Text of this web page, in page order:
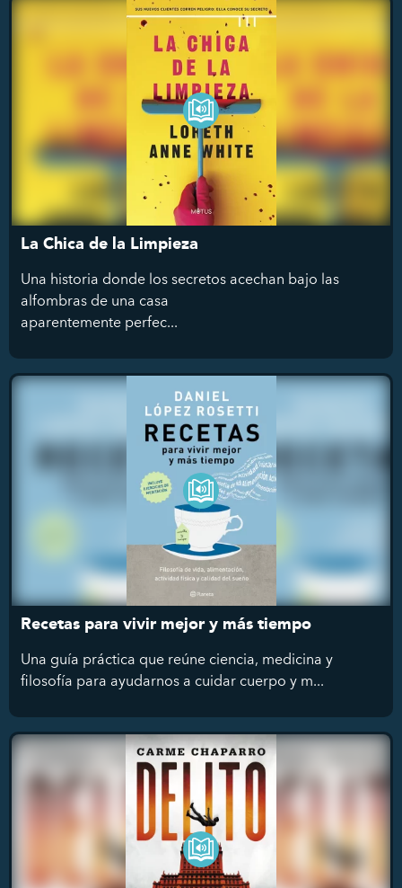
La Chica de la Limpieza
Una historia donde los secretos acechan bajo las
alfombras de una casa
aparentemente perfec...
Recetas para vivir mejor y más tiempo
Una guía práctica que reúne ciencia, medicina y
filosofía para ayudarnos a cuidar cuerpo y m...